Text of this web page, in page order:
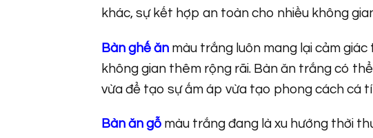
khác, sự kết hợp an toàn cho nhiều không
Bàn ghế ăn màu trắng luôn mang lại cảm
không gian thêm rộng rãi. Bàn ăn trắng có
vừa để tạo sự ấm áp vừa tạo phong cách cá
Bàn ăn gỗ màu trắng đang là xu hướng thời